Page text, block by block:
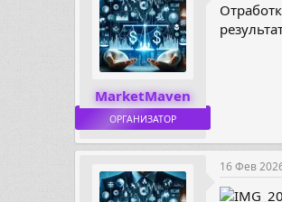
MarketMaven
ОРГАНИЗАТОР
16 Фев